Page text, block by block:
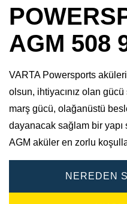
AGM 508
VARTA Powersports
olsun, ihtiyacınız olan
marş gücü, olağanüstü
dayanacak sağlam bir
AGM aküler en zorlu
NEREDEN